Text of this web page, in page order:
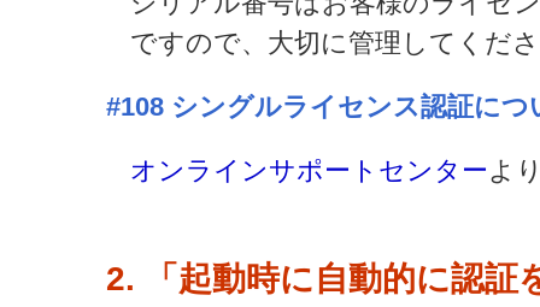
ですので、大切に管理してくだ
#108 シングルライセンス認証に
オンラインサポートセンター よ
2. 「起動時に自動的に認証